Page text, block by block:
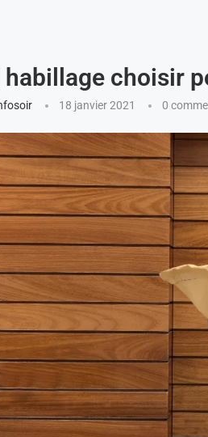
habillage choisir
18 janvier 2021 0